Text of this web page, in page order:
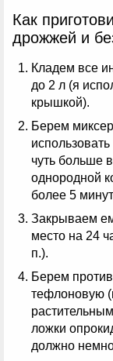
Как
дрожжей и
Кладем все
до 2 л (я
крышкой).
Берем
чуть больше
однородной
более 5
Закрываем
место на 24
п.).
Берем
тефлоновую
ложки
должно